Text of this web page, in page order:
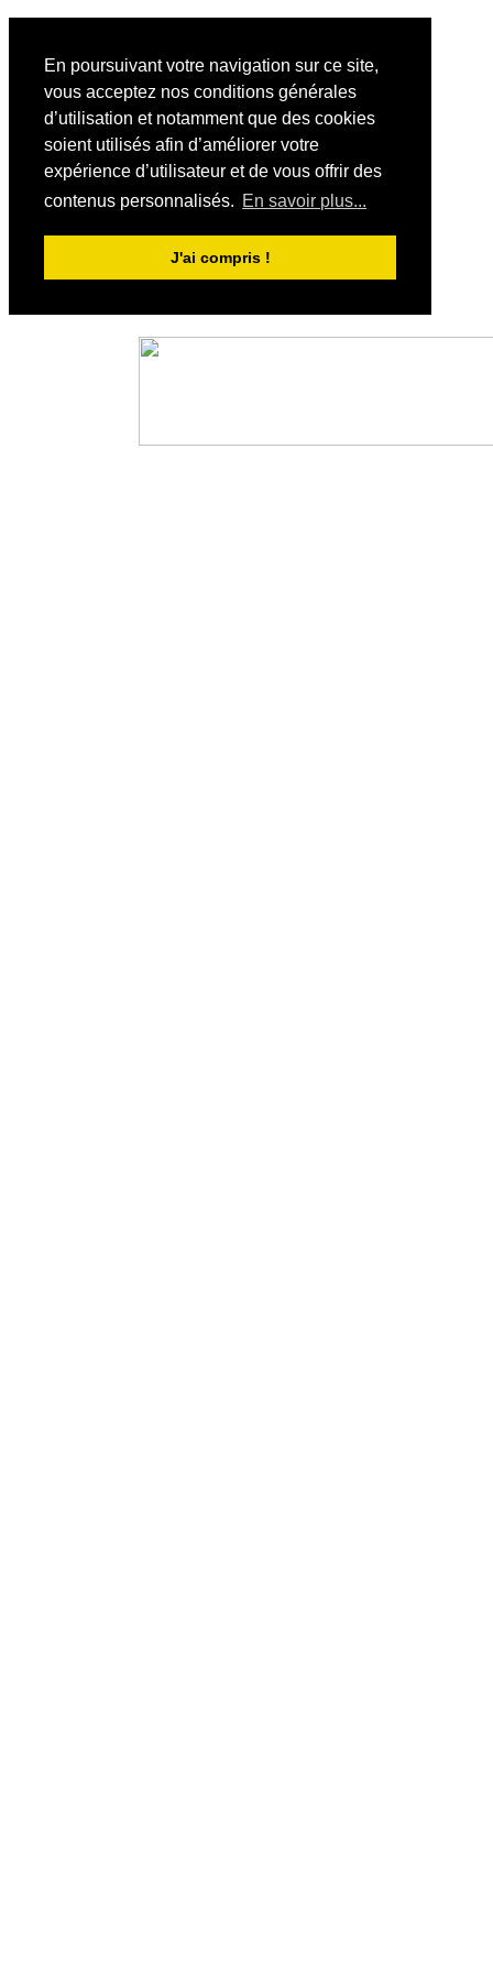
En poursuivant votre navigation sur ce site,
vous acceptez nos conditions générales
d’utilisation et notamment que des cookies
soient utilisés afin d’améliorer votre
expérience d’utilisateur et de vous offrir des
contenus personnalisés. En savoir plus...
J'ai compris !